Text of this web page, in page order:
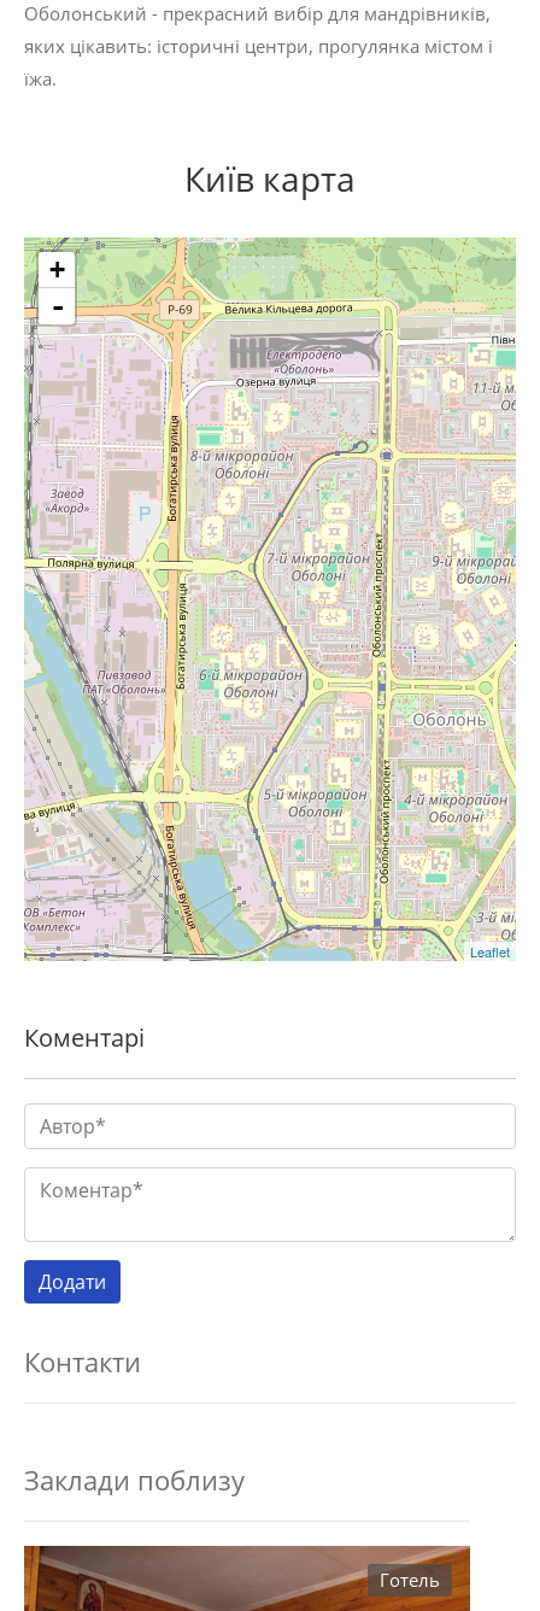
Оболонський - прекрасний вибір для мандрівників,
яких цікавить: історичні центри, прогулянка містом і
їжа.
Київ карта
+
-
Leaflet
Коментарі
Контакти
Заклади поблизу
Готель